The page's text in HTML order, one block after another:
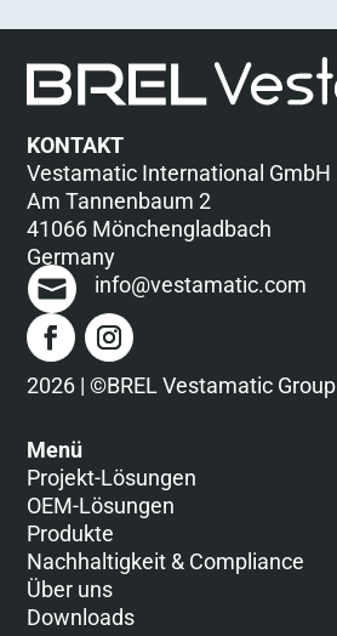
KONTAKT
Vestamatic International GmbH
Am Tannenbaum 2
41066 Mönchengladbach
Germany
info@vestamatic.com
2026 | ©BREL Vestamatic Group
Menü
Projekt-Lösungen
OEM-Lösungen
Produkte
Nachhaltigkeit & Compliance
Über uns
Downloads